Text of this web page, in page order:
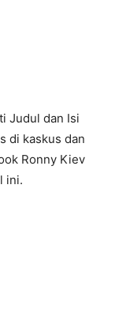
Judul dan Isi
di kaskus dan
Ronny Kiev
ini.